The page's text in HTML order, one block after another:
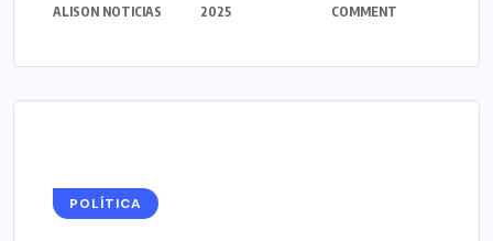
ALISON NOTICIAS
2025
COMMENT
POLÍTICA